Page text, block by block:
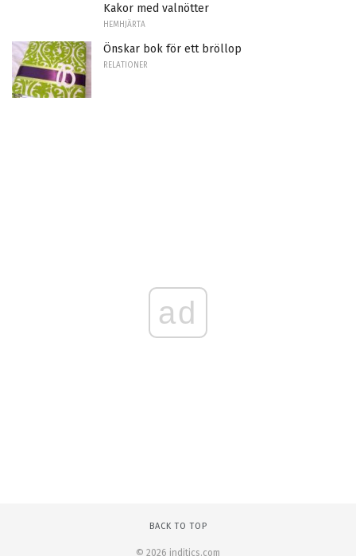
Kakor med valnötter
HEMHJÄRTA
Önskar bok för ett bröllop
RELATIONER
ad
BACK TO TOP
© 2026 inditics.com